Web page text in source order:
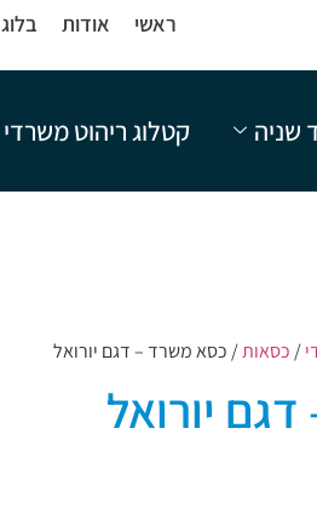
ראשי אודות בלוג
שניה קטלוג ריהוט משרדי
/ כסאות/ כסא משרד – דגם יורואל
יורואל